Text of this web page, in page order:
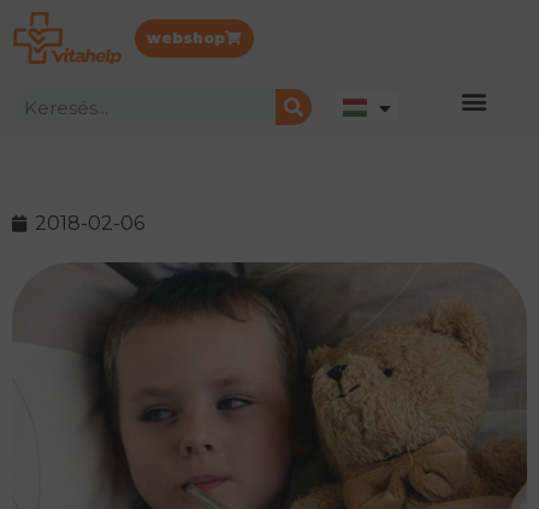
webshop
2018-02-06